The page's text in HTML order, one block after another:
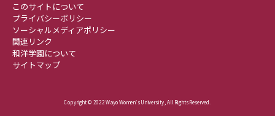
このサイトについて
プライバシーポリシー
ソーシャルメディアポリシー
関連リンク
和洋学園について
サイトマップ
Copyright © 2022 Wayo Women's University , All Rights Reserved.